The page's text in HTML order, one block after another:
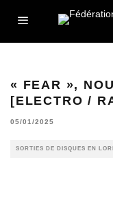
« FEAR »,
[ELECTRO /
05/01/2025
SORTIES DE DISQUES EN